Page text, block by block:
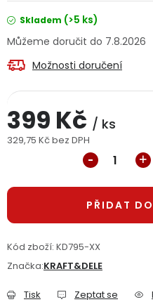
Servis nářadí
Reklamační formulář
Obchodní podmínky
Skladem (>5 ks)
7.8.2026
Možnosti doručení
399 Kč / ks
329,75 Kč bez DPH
PŘIDAT
Kód zboží: KD795-XX
Značka:KRAFT&DELE
Tisk Zeptat se